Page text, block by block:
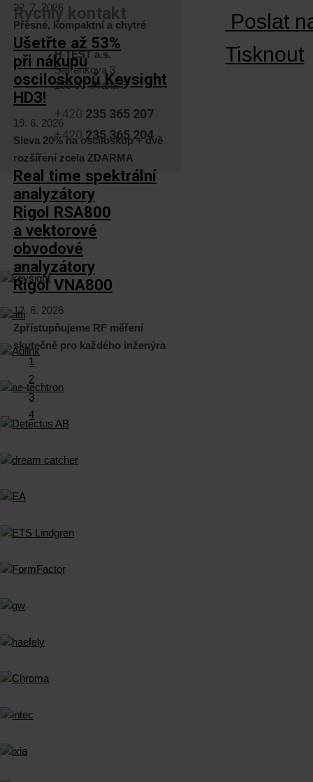
Poslat
Tisknout
22. 7. 2026
Přesné, kompaktní a chytré
Ušetřte až 53%
při nákupu
osciloskopů Keysight
HD3!
19. 6. 2026
Sleva 20% na osciloskop + dvě
rozšíření zcela ZDARMA
Real time spektrální
analyzátory
Rigol RSA800
a vektorové
obvodové
analyzátory
Rigol VNA800
12. 6. 2026
Zpřístupňujeme RF měření
skutečně pro každého inženýra
1
2
3
4
Rychlý kontakt
H TEST a.s.
Šafránkova 3
155 00 Praha 5
+420 235 365 207
+420 235 365 204